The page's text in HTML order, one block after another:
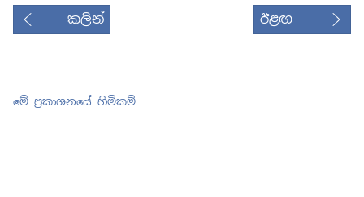
කලින් ඊළඟ
මේ ප්‍රකාශනයේ හිමිකම්